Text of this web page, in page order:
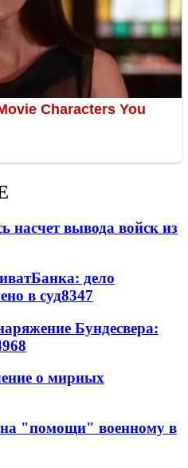
насчет вывода войск из
дело
в суд8347
Бундесвера:
о мирных
"помощи" военному в